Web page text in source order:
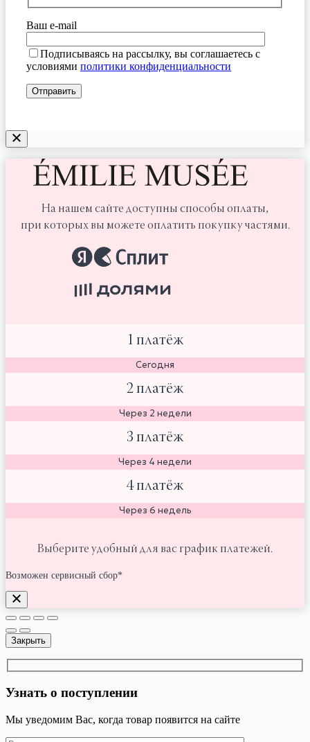
Ваш e-mail
Подписываясь на рассылку, вы соглашаетесь с
условиями политики конфиденциальности
На нашем сайте доступны способы оплаты,
при которых вы можете оплатить покупку частями.
1 платёж
Сегодня
2 платёж
Через 2 недели
3 платёж
Через 4 недели
4 платёж
Через 6 недель
Выберите удобный для вас график платежей.
Возможен сервисный сбор*
Закрыть
Узнать о поступлении
Мы уведомим Вас, когда товар появится на сайте